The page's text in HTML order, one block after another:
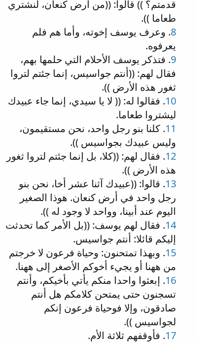
قدمتم؟ )) قالوا: ((من أرض كنعان، لنشتري
طعاما )).
8. وعرف يوسف إخوته، وأما هم فلم
يعرفوه.
9. فتذكر يوسف الأحلام التي حلمها بهم،
فقال لهم: ((أنتم جواسيس، إنما جئتم لتروا
ثغور هذه الأرض )).
10. فقالوا له: (( لا يا سيدي، إنما جاء عبيدك
ليشتروا طعاما.
11. كلنا بنو رجل واحد، نحن مستقيمون،
وليس عبيدك بجواسيس )).
12. فقال لهم: ((كلا، بل إنما جئتم لتروا ثغور
هذه الأرض )).
13. قالوا: ((عبيدك آثنا عشر أخا، نحن بنو
رجل واحد في أرض كنعان. هوذا الصغير
اليوم عند أبينا، وواحد لا وجود له )).
14. فقال لهم يوسف: ((بل الأمر كما تحدثت
إليكم قائلا: أنتم جواسيس.
15. وبهذا تمتحنون: وحياة فرعون لا خرجتم
من ههنا أو يجيء أخوكم الأصغر إلى ههنا.
16. إبعثوا واحدا منكم يأتي بأخيكم، وأنتم
تسجنون حتى يمتحن كلامكم هل أنتم
صادقون، وإلا فوحياة فرعون إنكم
لجواسيس )).
17. فأوقفهم ثلاثة الأم.